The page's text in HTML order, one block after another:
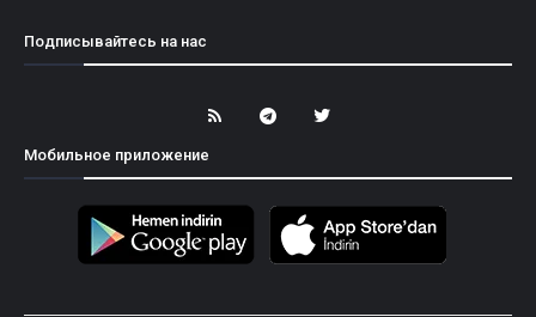
Подписывайтесь на нас
Мобильное приложение